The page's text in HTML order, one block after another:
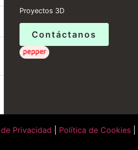
Proyectos 3D
Contáctanos
Privacidad Política de Cookies|